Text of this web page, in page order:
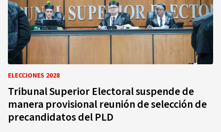
ELECCIONES 2028
Tribunal Superior Electoral suspende de
manera provisional reunión de selección de
precandidatos del PLD